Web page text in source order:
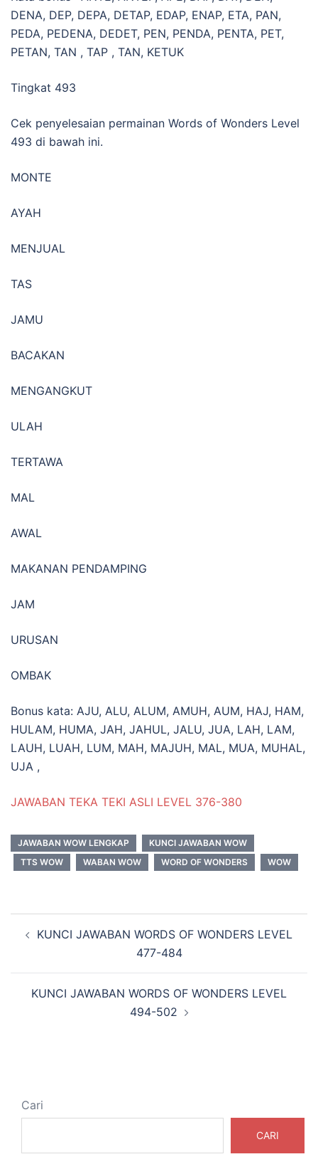
DENA, DEP, DEPA, DETAP, EDAP, ENAP, ETA, PAN,
PEDA, PEDENA, DEDET, PEN, PENDA, PENTA, PET,
PETAN, TAN , TAP , TAN, KETUK
Tingkat 493
Cek penyelesaian permainan Words of Wonders Level
493 di bawah ini.
MONTE
AYAH
MENJUAL
TAS
JAMU
BACAKAN
MENGANGKUT
ULAH
TERTAWA
MAL
AWAL
MAKANAN PENDAMPING
JAM
URUSAN
OMBAK
Bonus kata: AJU, ALU, ALUM, AMUH, AUM, HAJ, HAM,
HULAM, HUMA, JAH, JAHUL, JALU, JUA, LAH, LAM,
LAUH, LUAH, LUM, MAH, MAJUH, MAL, MUA, MUHAL,
UJA ,
JAWABAN TEKA TEKI ASLI LEVEL 376-380
JAWABAN WOW LENGKAP
KUNCI JAWABAN WOW
TTS WOW
WABAN WOW WORD OF WONDERS WOW
Navigasi
KUNCI JAWABAN WORDS OF WONDERS LEVEL
477-484
KUNCI JAWABAN WORDS OF WONDERS LEVEL
494-502
Cari
CARI